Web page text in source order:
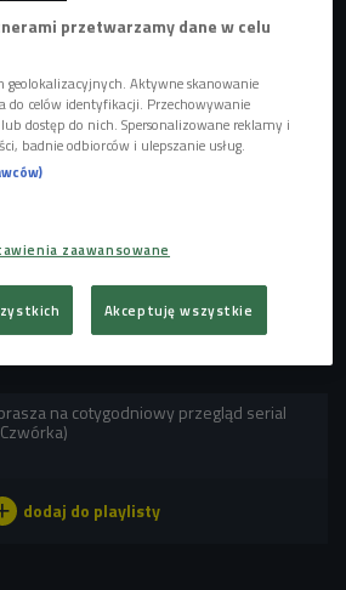
opowieść o ludziach, którzy są
ze sobą nawzajem. - Jest ich
się jak rodzi się pomiędzy nimi ta
o "kolektywnej duszy" rozsianej po
współsłyszeć np. dźwięki, albo
dzień, którego doświadcza
na cotygodniowy przegląd serial
przetwarzamy dane w celu
geolokalizacyjnych. Aktywne skanowanie
do celów identyfikacji. Przechowywanie
dostęp do nich. Spersonalizowane reklamy i
badnie odbiorców i ulepszanie usług.
zaawansowane
Akceptuję wszystkie